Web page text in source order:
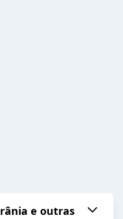
e outras